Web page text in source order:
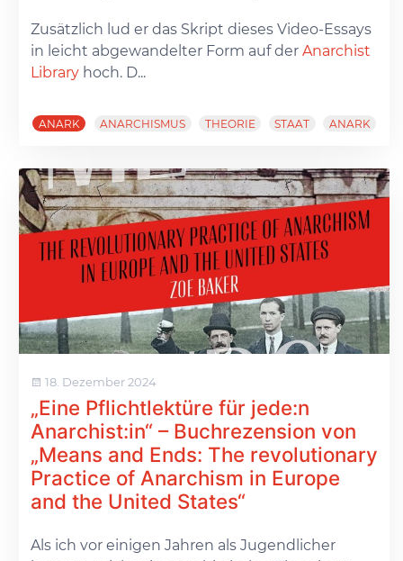
Zusätzlich lud er das Skript dieses Video-Essays
in leicht abgewandelter Form auf der Anarchist
Libraryhoch. D...
ANARK ANARCHISMUS THEORIE STAAT ANARK
18. Dezember 2024
„Eine Pflichtlektüre für jede:n
Anarchist:in“ – Buchrezension von
„Means and Ends: The revolutionary
Practice of Anarchism in Europe
and the United States“
Als ich vor einigen Jahren als Jugendlicher